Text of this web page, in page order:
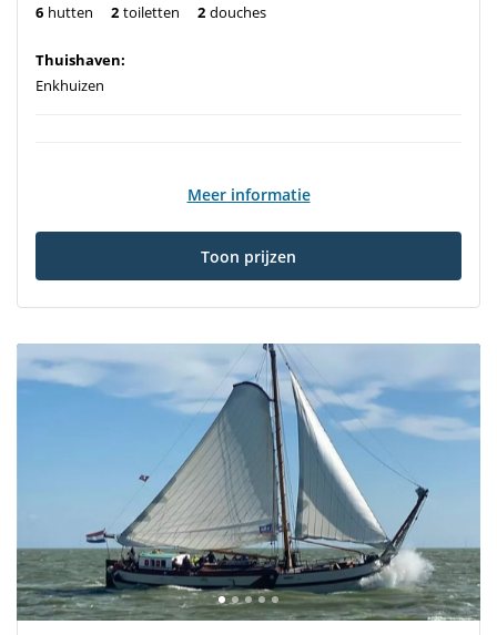
6 hutten 2 toiletten 2 douches
Thuishaven:
Enkhuizen
Meer informatie
Toon prijzen